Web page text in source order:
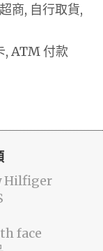
商, 自行取貨,
, ATM 付款
Hilfiger
face